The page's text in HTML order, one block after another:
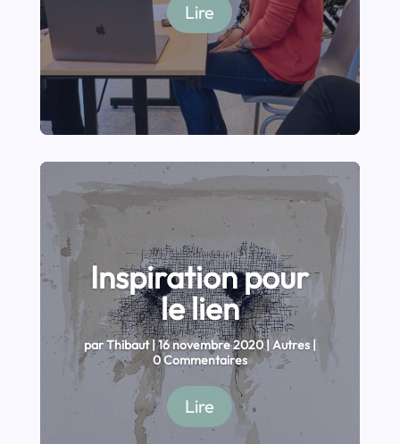
Lire
Inspiration pour
le lien
parThibaut|16 novembre 2020| Autres|
0 Commentaires
Lire